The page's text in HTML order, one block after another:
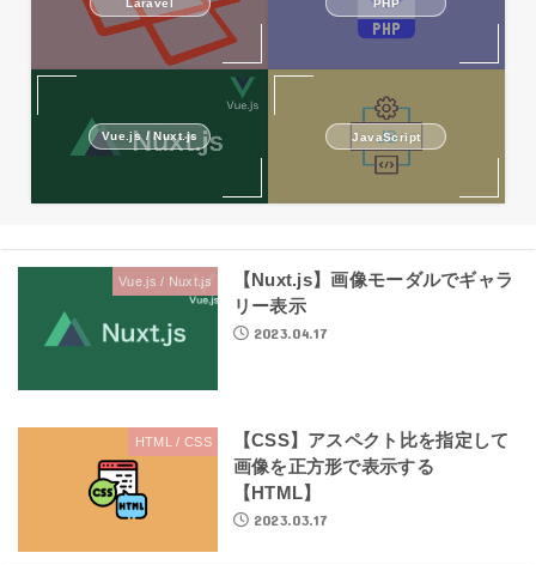
Laravel PHP
Vue.js / Nuxt.js JavaScript
Vue.js / Nuxt.js
【Nuxt.js】画像モーダルでギャラ
リー表示
2023.04.17
HTML / CSS
【CSS】アスペクト比を指定して
画像を正方形で表示する
【HTML】
2023.03.17